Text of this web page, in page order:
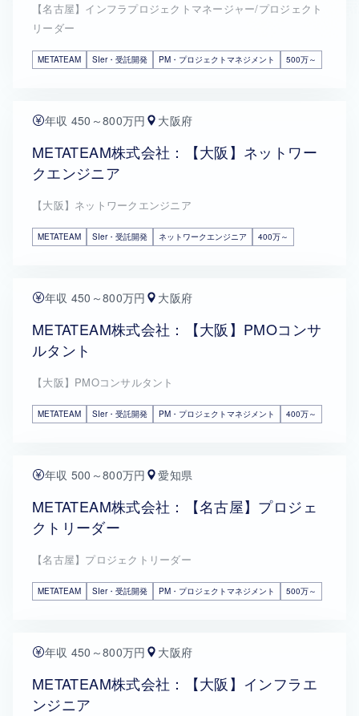
【名古屋】インフラプロジェクトマネージャー/プロジェクト
リーダー
METATEAM SIer・受託開発 PM・プロジェクトマネジメント 500万～
年収 450～800万円 大阪府
METATEAM株式会社：【大阪】ネットワー
クエンジニア
【大阪】ネットワークエンジニア
METATEAM SIer・受託開発 ネットワークエンジニア 400万～
年収 450～800万円 大阪府
METATEAM株式会社：【大阪】PMOコンサ
ルタント
【大阪】PMOコンサルタント
METATEAM SIer・受託開発 PM・プロジェクトマネジメント 400万～
年収 500～800万円 愛知県
METATEAM株式会社：【名古屋】プロジェ
クトリーダー
【名古屋】プロジェクトリーダー
METATEAM SIer・受託開発 PM・プロジェクトマネジメント 500万～
年収 450～800万円 大阪府
METATEAM株式会社：【大阪】インフラエ
ンジニア